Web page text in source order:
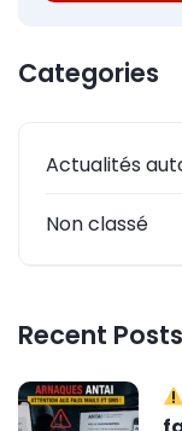
Categories
Actualités
Non classé
Recent Posts